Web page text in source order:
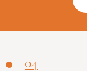
04